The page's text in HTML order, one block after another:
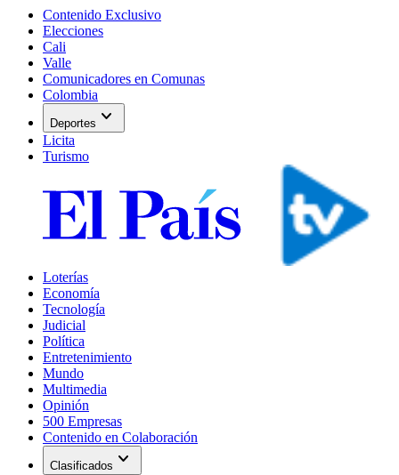
Contenido Exclusivo
Elecciones
Cali
Valle
Comunicadores en Comunas
Colombia
Deportes expand_more
Licita
Turismo
Loterías
Economía
Tecnología
Judicial
Política
Entretenimiento
Mundo
Multimedia
Opinión
500 Empresas
Contenido en Colaboración
Clasificados expand_more